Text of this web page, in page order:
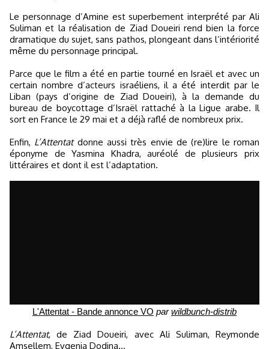
Le personnage d’Amine est superbement interprété par Ali
Suliman et la réalisation de Ziad Doueiri rend bien la force
dramatique du sujet, sans pathos, plongeant dans l’intériorité
même du personnage principal.
Parce que le film a été en partie tourné en Israël et avec un
certain nombre d’acteurs israéliens, il a été interdit par le
Liban (pays d’origine de Ziad Doueiri), à la demande du
bureau de boycottage d’Israël rattaché à la Ligue arabe. Il
sort en France le 29 mai et a déjà raflé de nombreux prix.
Enfin, L’Attentat donne aussi très envie de (re)lire le roman
éponyme de Yasmina Khadra, auréolé de plusieurs prix
littéraires et dont il est l’adaptation.
L'Attentat - Bande annonce VO parwildbunch-distrib
L’Attentat, de Ziad Doueiri, avec Ali Suliman, Reymonde
Amsellem, Evgenia Dodina…